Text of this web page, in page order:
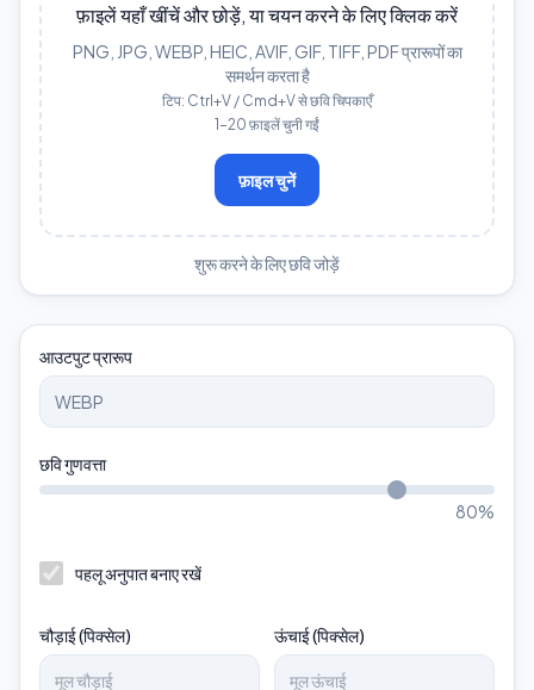
फ़ाइलें यहाँ खींचें और छोड़ें, या चयन करने के लिए क्लिक करें
PNG, JPG, WEBP, HEIC, AVIF, GIF, TIFF, PDF प्रारूपों का
समर्थन करता है
टिप: Ctrl+V / Cmd+V से छवि चिपकाएँ
1–20 फ़ाइलें चुनी गईं
फ़ाइल चुनें
शुरू करने के लिए छवि जोड़ें
आउटपुट प्रारूप
छवि गुणवत्ता
80%
पहलू अनुपात बनाए रखें
चौड़ाई (पिक्सेल) ऊंचाई (पिक्सेल)